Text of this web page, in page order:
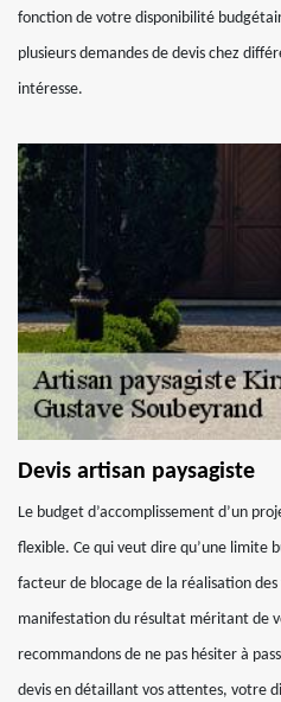
fonction de votre disponibilité
plusieurs demandes de devis chez
intéresse.
Devis artisan paysagiste
Le budget d’accomplissement d’un
flexible. Ce qui veut dire qu’une limite
facteur de blocage de la réalisation
manifestation du résultat méritant de
recommandons de ne pas hésiter à
devis en détaillant vos attentes, votre